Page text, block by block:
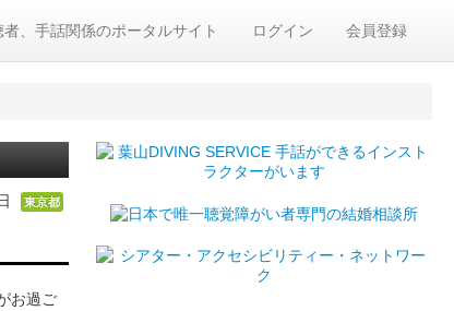
ログイン 会員登録
、手話関係のポータルサイト
東京都
お過ご